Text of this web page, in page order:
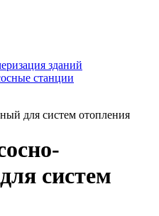
зданий
станции
для систем отопления
систем